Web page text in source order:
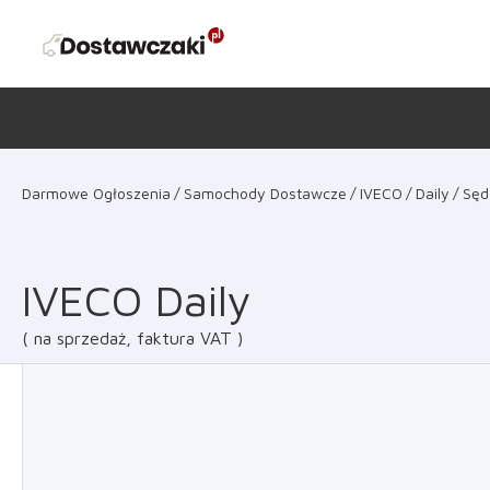
Darmowe Ogłoszenia Samochody Dostawcze IVECO Daily
IVECO Daily
na sprzedaż, faktura VAT